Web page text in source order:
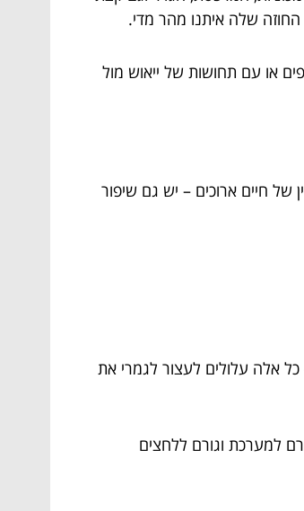
שלה איתנו מהר מדי.
או עם תחושות של ייאוש מול
חיים ארוכים – יש גם שיפור
אלה עלולים לעצור לגמרי את
למערכת וגורם ללחצים